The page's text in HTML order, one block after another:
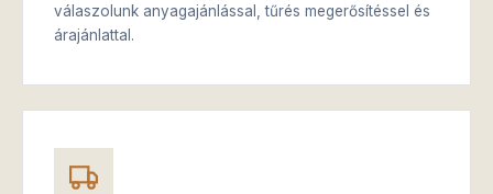
válaszolunk anyagajánlással, tűrés megerősítéssel és
árajánlattal.